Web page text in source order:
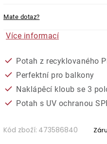
Mate dotaz?
Více informací
Potah z recyklovaného
Perfektní pro balkony
Naklápěcí kloub se 3
Potah s UV ochranou
Kód zboží: 473586840